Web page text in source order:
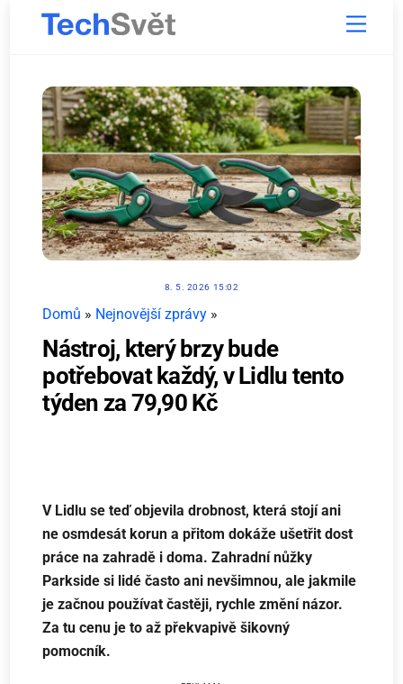
Menu
8. 5. 2026 15:02
Domů » Nejnovější zprávy »
Nástroj, který brzy bude
potřebovat každý, v Lidlu tento
týden za 79,90 Kč
V Lidlu se teď objevila drobnost, která stojí ani
ne osmdesát korun a přitom dokáže ušetřit dost
práce na zahradě i doma. Zahradní nůžky
Parkside si lidé často ani nevšimnou, ale jakmile
je začnou používat častěji, rychle změní názor.
Za tu cenu je to až překvapivě šikovný
pomocník.